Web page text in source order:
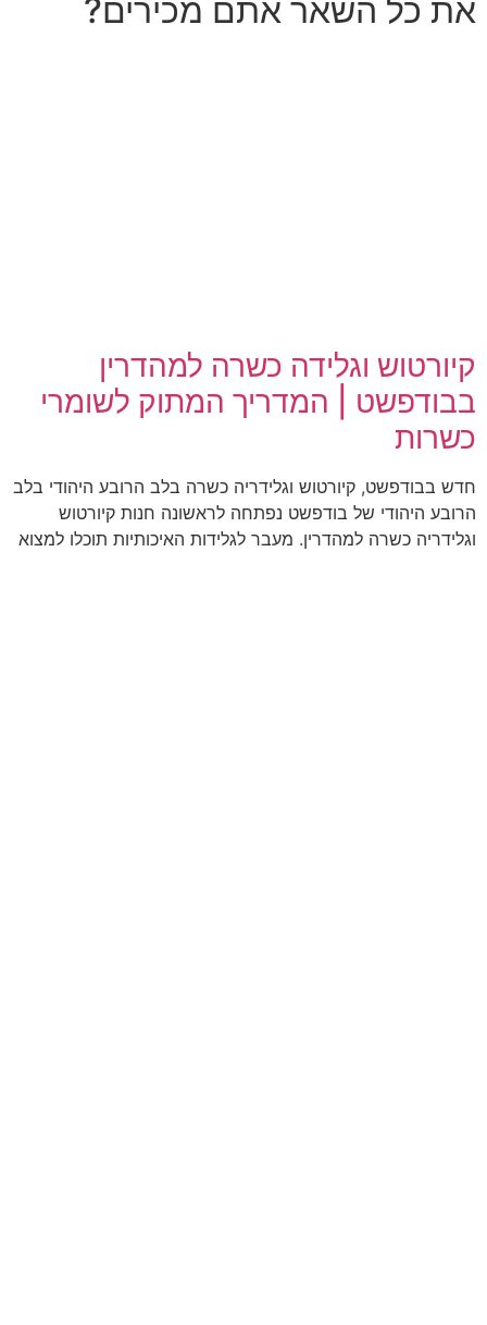
את כל השאר אתם מכירים?
קיורטוש וגלידה כשרה למהדרין
בבודפשט | המדריך המתוק לשומרי
כשרות
חדש בבודפשט, קיורטוש וגלידריה כשרה בלב הרובע היהודי בלב
הרובע היהודי של בודפשט נפתחה לראשונה חנות קיורטוש
וגלידריה כשרה למהדרין. מעבר לגלידות האיכותיות תוכלו למצוא